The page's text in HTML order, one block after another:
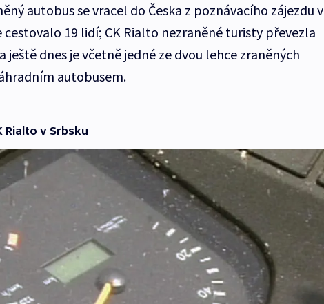
autobus se vracel do Česka z poznávacího zájezdu v
cestovalo 19 lidí; CK Rialto nezraněné turisty převezla
dnes je včetně jedné ze dvou lehce zraněných
autobusem.
Rialto v Srbsku